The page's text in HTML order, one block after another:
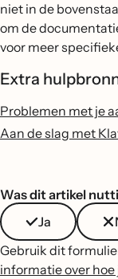
niet in de
om de
voor meer
Extra
Problemen met je
Aan de slag met
Was dit artikel
Ja
Gebruik dit
informatie over